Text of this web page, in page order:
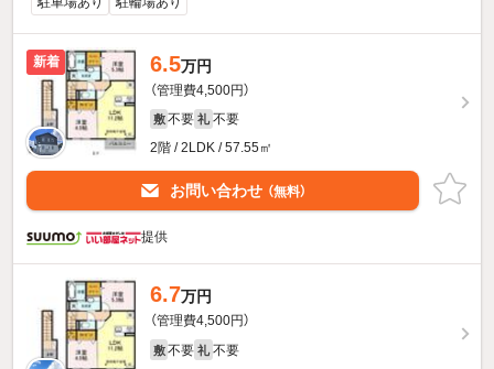
新着 6.5万円
（管理費4,500円）
敷 不要 礼 不要
2階 / 2LDK / 57.55㎡
お問い合わせ （無料）
提供
6.7万円
（管理費4,500円）
敷 不要 礼 不要